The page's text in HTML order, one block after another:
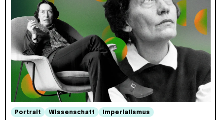
Portrait Wissenschaft Imperialismus